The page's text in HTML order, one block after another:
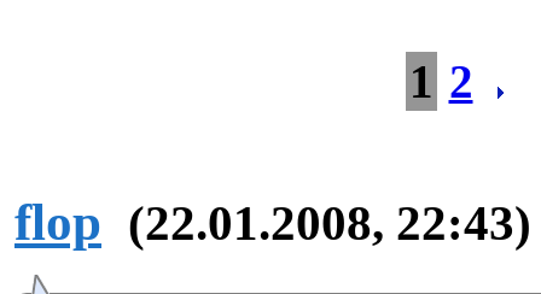
1 2
flop (22.01.2008, 22:43)